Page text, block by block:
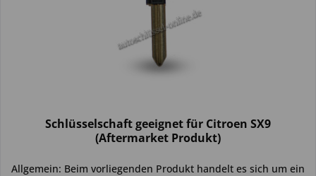
Schlüsselschaft geeignet für Citroen SX9
(Aftermarket Produkt)
Allgemein: Beim vorliegenden Produkt handelt es sich um ein